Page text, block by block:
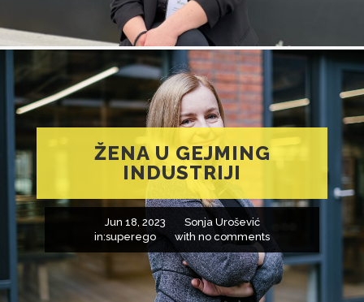
ŽENA U GEJMING
INDUSTRIJI
Jun 18, 2023
Sonja Urošević
in:superego with no comments